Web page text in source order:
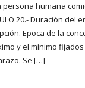
persona humana
20.- Duración del
Epoca de la
y el mínimo
Se […]